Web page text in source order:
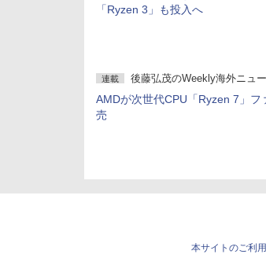
「Ryzen 3」も投入へ
連載 後藤弘茂のWeekly海外ニュ
AMDが次世代CPU「Ryzen 7」フ
売
本サイトのご利